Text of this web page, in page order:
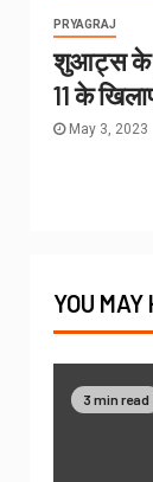
PRYAGRAJ
शुआट्स के
11 के
May 3, 2023
YOU MAY
3 min read